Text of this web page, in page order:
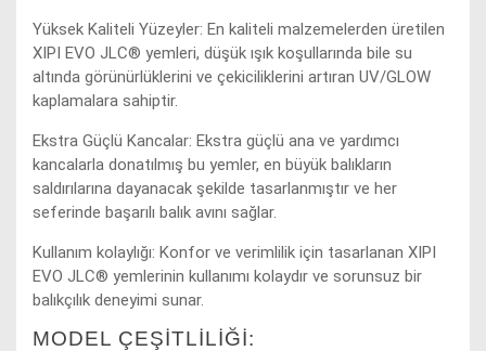
Yüksek Kaliteli Yüzeyler: En kaliteli malzemelerden üretilen
XIPI EVO JLC® yemleri, düşük ışık koşullarında bile su
altında görünürlüklerini ve çekiciliklerini artıran UV/GLOW
kaplamalara sahiptir.
Ekstra Güçlü Kancalar: Ekstra güçlü ana ve yardımcı
kancalarla donatılmış bu yemler, en büyük balıkların
saldırılarına dayanacak şekilde tasarlanmıştır ve her
seferinde başarılı balık avını sağlar.
Kullanım kolaylığı: Konfor ve verimlilik için tasarlanan XIPI
EVO JLC® yemlerinin kullanımı kolaydır ve sorunsuz bir
balıkçılık deneyimi sunar.
MODEL ÇEŞITLILIĞI: